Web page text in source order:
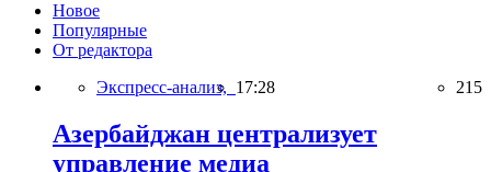
Новое
Популярные
От редактора
Экспресс-анализ, 17:28 215
Азербайджан централизует
управление медиа